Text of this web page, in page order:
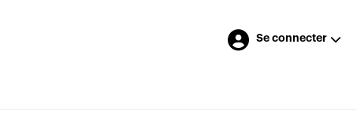
Se connecter